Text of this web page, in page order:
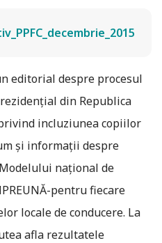
editorial despre procesul
din Republica
incluziunea copiilor
și informații despre
național de
pentru fiecare
locale de conducere. La
afla rezultatele